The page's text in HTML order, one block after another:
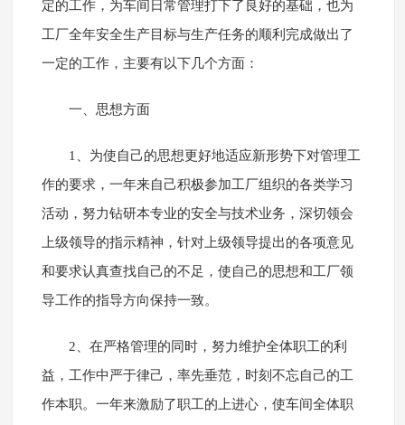
定的工作，为车间日常管理打下了良好的基础，也为
工厂全年安全生产目标与生产任务的顺利完成做出了
一定的工作，主要有以下几个方面：
一、思想方面
1、为使自己的思想更好地适应新形势下对管理工
作的要求，一年来自己积极参加工厂组织的各类学习
活动，努力钻研本专业的安全与技术业务，深切领会
上级领导的指示精神，针对上级领导提出的各项意见
和要求认真查找自己的不足，使自己的思想和工厂领
导工作的指导方向保持一致。
2、在严格管理的同时，努力维护全体职工的利
益，工作中严于律己，率先垂范，时刻不忘自己的工
作本职。一年来激励了职工的上进心，使车间全体职